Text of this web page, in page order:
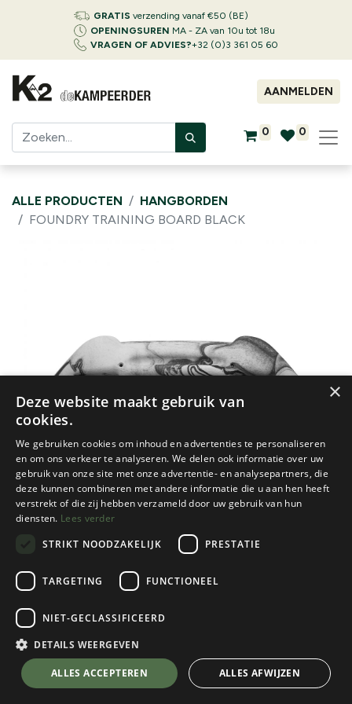
GRATIS verzending vanaf €50 (BE)
OPENINGSUREN MA - ZA van 10u tot 18u
VRAGEN OF ADVIES?+32 (0)3 361 05 60
AANMELDEN
0 0
ALLE PRODUCTEN
HANGBORDEN
FOUNDRY TRAINING BOARD BLACK
Metolius
Foundry Training Board Black
Dit product heeft geen geldige combinatie.
×
Deze website maakt gebruik van
cookies.
We gebruiken cookies om inhoud en advertenties te personaliseren
en om ons verkeer te analyseren. We delen ook informatie over uw
gebruik van onze site met onze advertentie- en analysepartners, die
deze kunnen combineren met andere informatie die u aan hen heeft
verstrekt of die zij hebben verzameld door uw gebruik van hun
diensten. Lees verder
STRIKT NOODZAKELIJK
PRESTATIE
TARGETING FUNCTIONEEL
NIET-GECLASSIFICEERD
DETAILS WEERGEVEN
ALLES ACCEPTEREN ALLES AFWIJZEN